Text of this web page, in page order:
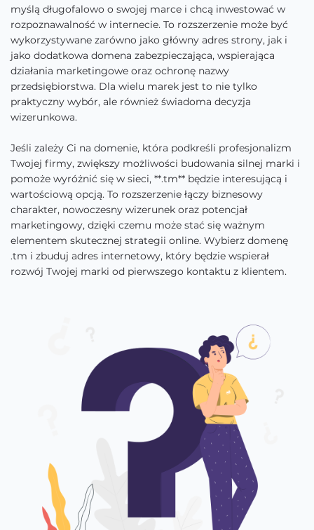
myślą długofalowo o swojej marce i chcą inwestować w
rozpoznawalność w internecie. To rozszerzenie może być
wykorzystywane zarówno jako główny adres strony, jak i
jako dodatkowa domena zabezpieczająca, wspierająca
działania marketingowe oraz ochronę nazwy
przedsiębiorstwa. Dla wielu marek jest to nie tylko
praktyczny wybór, ale również świadoma decyzja
wizerunkowa.
Jeśli zależy Ci na domenie, która podkreśli profesjonalizm
Twojej firmy, zwiększy możliwości budowania silnej marki i
pomoże wyróżnić się w sieci, **.tm** będzie interesującą i
wartościową opcją. To rozszerzenie łączy biznesowy
charakter, nowoczesny wizerunek oraz potencjał
marketingowy, dzięki czemu może stać się ważnym
elementem skutecznej strategii online. Wybierz domenę
.tm i zbuduj adres internetowy, który będzie wspierał
rozwój Twojej marki od pierwszego kontaktu z klientem.